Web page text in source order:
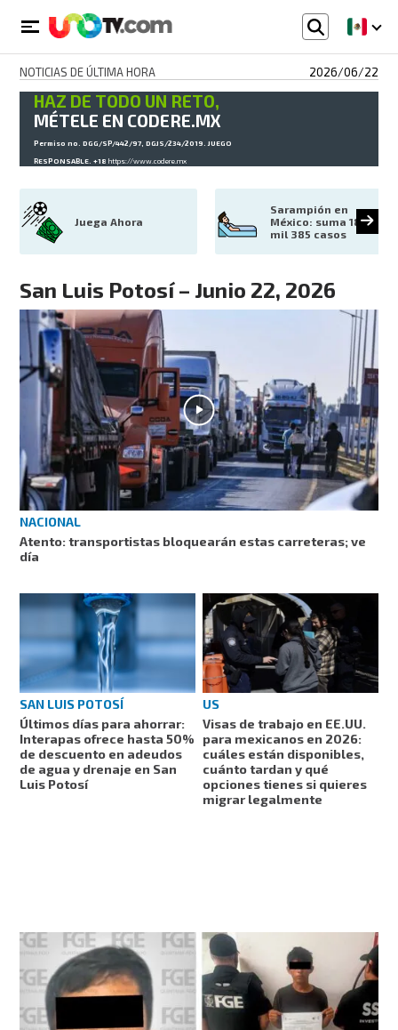
NOTICIAS DE ÚLTIMA HORA 2026/06/22
HAZ DE TODO UN RETO,
MÉTELE EN CODERE.MX
Permiso no. DGG/SP/442/97, DGJS/234/2019. JUEGO
RESPONSABLE. +18https://www.codere.mx
Juega Ahora
Sarampión en
México: suma 18
mil 385 casos
San Luis Potosí – Junio 22, 2026
NACIONAL
Atento: transportistas bloquearán estas carreteras; ve
día
SAN LUIS POTOSÍ
Últimos días para ahorrar:
Interapas ofrece hasta 50%
de descuento en adeudos
de agua y drenaje en San
Luis Potosí
US
Visas de trabajo en EE.UU.
para mexicanos en 2026:
cuáles están disponibles,
cuánto tardan y qué
opciones tienes si quieres
migrar legalmente